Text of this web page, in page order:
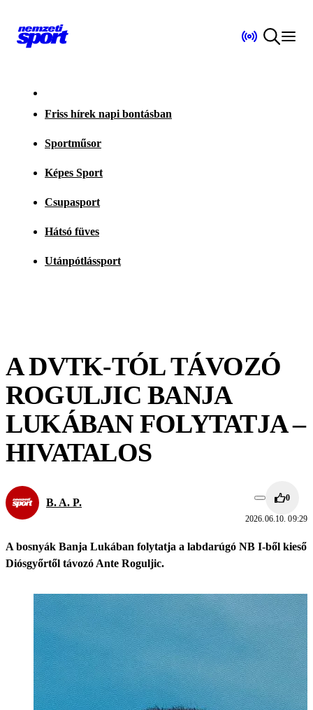
Friss hírek napi bontásban
Sportműsor
Képes Sport
Csupasport
Hátsó füves
Utánpótlássport
A DVTK-TÓL TÁVOZÓ
ROGULJIC BANJA
LUKÁBAN FOLYTATJA –
HIVATALOS
B. A. P. 0
2026.06.10. 09:29
A bosnyák Banja Lukában folytatja a labdarúgó NB I-ből kieső
Diósgyőrtől távozó Ante Roguljic.